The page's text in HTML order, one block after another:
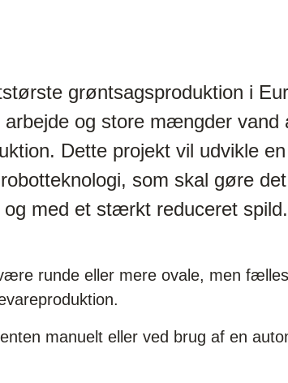
grøntsagsproduktion i
og store mængder
Dette projekt vil udvikle
som skal gøre
med et stærkt reduceret spild.
runde eller mere ovale, men
manuelt eller ved brug af en